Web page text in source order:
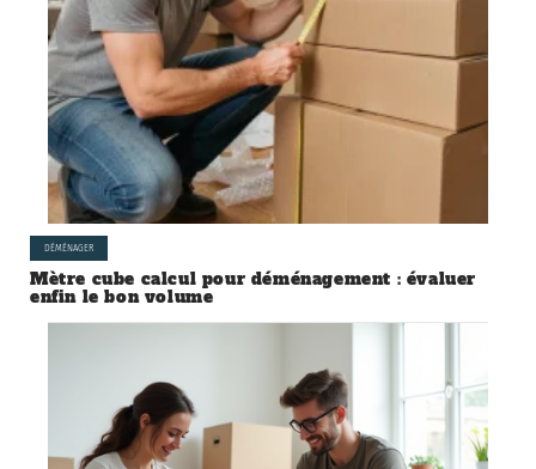
DÉMÉNAGER
Mètre cube calcul pour déménagement : évaluer
enfin le bon volume